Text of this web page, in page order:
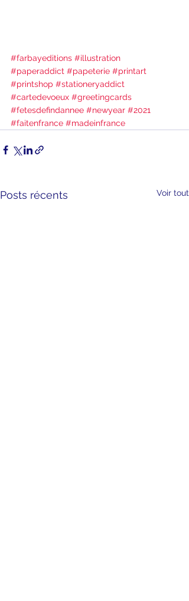
#farbayeditions #illustration
#paperaddict #papeterie #printart
#printshop #stationeryaddict
#cartedevoeux #greetingcards
#fetesdefindannee #newyear #2021
#faitenfrance #madeinfrance
Posts récents Voir tout